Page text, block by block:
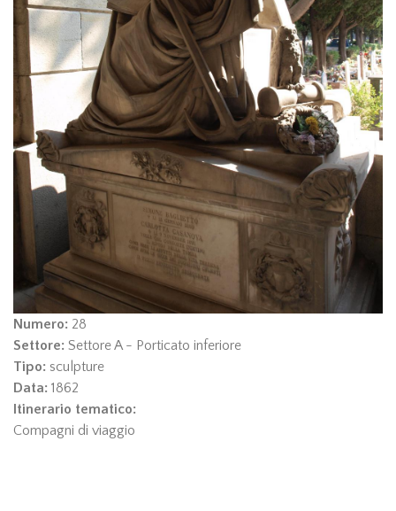
Numero: 28
Settore: Settore A - Porticato inferiore
Tipo: sculpture
Data: 1862
Itinerario tematico:
Compagni di viaggio